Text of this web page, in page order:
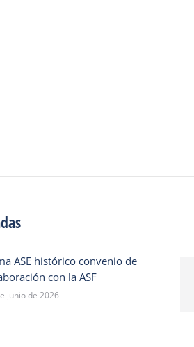
ASE histórico convenio de
con la ASF
junio de 2026